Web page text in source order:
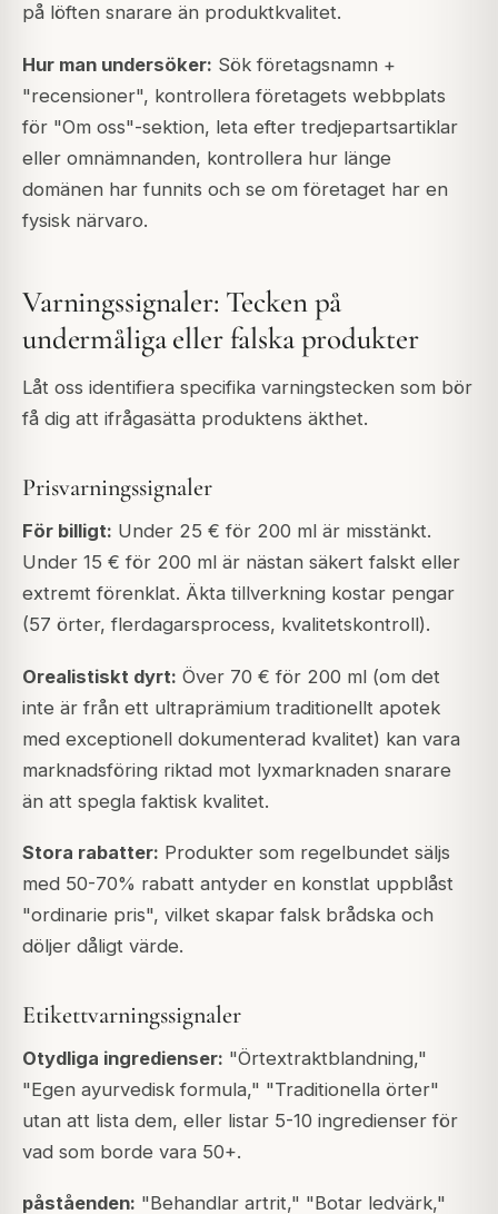
på löften snarare än produktkvalitet.
Hur man undersöker: Sök företagsnamn +
"recensioner", kontrollera företagets webbplats
för "Om oss"-sektion, leta efter tredjepartsartiklar
eller omnämnanden, kontrollera hur länge
domänen har funnits och se om företaget har en
fysisk närvaro.
Varningssignaler: Tecken på
undermåliga eller falska produkter
Låt oss identifiera specifika varningstecken som bör
få dig att ifrågasätta produktens äkthet.
Prisvarningssignaler
För billigt: Under 25 € för 200 ml är misstänkt.
Under 15 € för 200 ml är nästan säkert falskt eller
extremt förenklat. Äkta tillverkning kostar pengar
(57 örter, flerdagarsprocess, kvalitetskontroll).
Orealistiskt dyrt: Över 70 € för 200 ml (om det
inte är från ett ultraprämium traditionellt apotek
med exceptionell dokumenterad kvalitet) kan vara
marknadsföring riktad mot lyxmarknaden snarare
än att spegla faktisk kvalitet.
Stora rabatter: Produkter som regelbundet säljs
med 50-70% rabatt antyder en konstlat uppblåst
"ordinarie pris", vilket skapar falsk brådska och
döljer dåligt värde.
Etikettvarningssignaler
Otydliga ingredienser: "Örtextraktblandning,"
"Egen ayurvedisk formula," "Traditionella örter"
utan att lista dem, eller listar 5-10 ingredienser för
vad som borde vara 50+.
påståenden: "Behandlar artrit," "Botar ledvärk,"